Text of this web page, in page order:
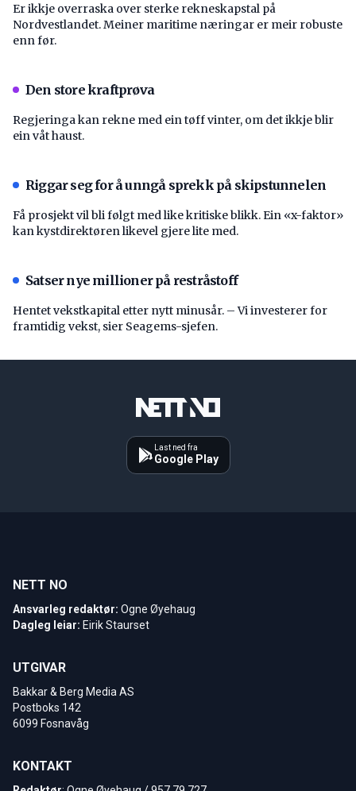
Er ikkje overraska over sterke rekneskapstal på
Nordvestlandet. Meiner maritime næringar er meir robuste
enn før.
Den store kraftprøva
Regjeringa kan rekne med ein tøff vinter, om det ikkje blir
ein våt haust.
Riggar seg for å unngå sprekk på skipstunnelen
Få prosjekt vil bli følgt med like kritiske blikk. Ein «x-faktor»
kan kystdirektøren likevel gjere lite med.
Satser nye millioner på restråstoff
Hentet vekstkapital etter nytt minusår. – Vi investerer for
framtidig vekst, sier Seagems-sjefen.
Last ned fra
Google Play
NETT NO
Ansvarleg redaktør: Ogne Øyehaug
Dagleg leiar: Eirik Staurset
UTGIVAR
Bakkar & Berg Media AS
Postboks 142
6099 Fosnavåg
KONTAKT